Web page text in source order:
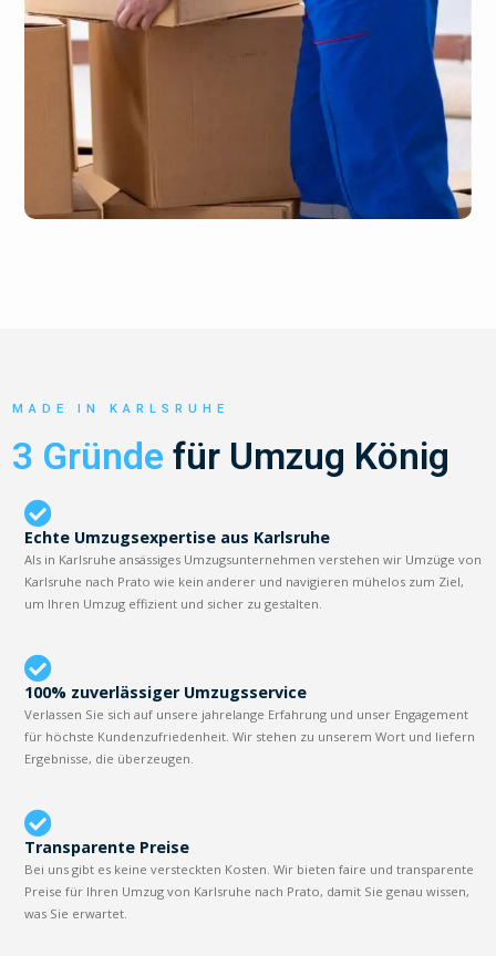
MADE IN KARLSRUHE
3 Gründe für Umzug König
Echte Umzugsexpertise aus Karlsruhe
Als in Karlsruhe ansässiges Umzugsunternehmen verstehen wir Umzüge von
Karlsruhe nach Prato wie kein anderer und navigieren mühelos zum Ziel,
um Ihren Umzug effizient und sicher zu gestalten.
100% zuverlässiger Umzugsservice
Verlassen Sie sich auf unsere jahrelange Erfahrung und unser Engagement
für höchste Kundenzufriedenheit. Wir stehen zu unserem Wort und liefern
Ergebnisse, die überzeugen.
Transparente Preise
Bei uns gibt es keine versteckten Kosten. Wir bieten faire und transparente
Preise für Ihren Umzug von Karlsruhe nach Prato, damit Sie genau wissen,
was Sie erwartet.